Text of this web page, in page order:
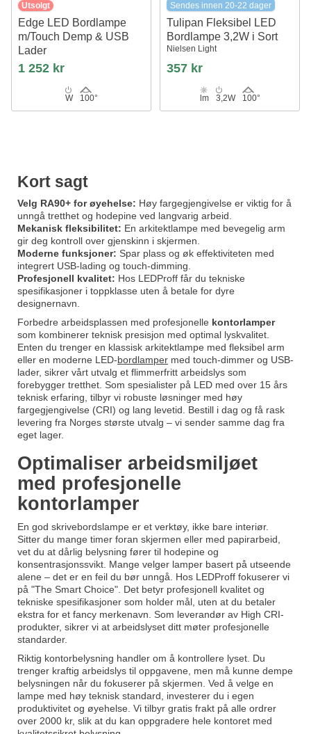
Utsolgt
Edge LED Bordlampe
m/Touch Demp & USB
Lader
Nielsen Light
1 252 kr
W 100°
Sendes innen 20-22 dager
Tulipan Fleksibel LED
Bordlampe 3,2W i Sort
Nielsen Light
357 kr
lm 3,2W 100°
Kort sagt
Velg RA90+ for øyehelse: Høy fargegjengivelse er viktig for å
unngå tretthet og hodepine ved langvarig arbeid.
Mekanisk fleksibilitet: En arkitektlampe med bevegelig arm
gir deg kontroll over gjenskinn i skjermen.
Moderne funksjoner: Spar plass og øk effektiviteten med
integrert USB-lading og touch-dimming.
Profesjonell kvalitet: Hos LEDProff får du tekniske
spesifikasjoner i toppklasse uten å betale for dyre
designernavn.
Forbedre arbeidsplassen med profesjonelle kontorlamper
som kombinerer teknisk presisjon med optimal lyskvalitet.
Enten du trenger en klassisk arkitektlampe med fleksibel arm
eller en moderne LED-bordlamper med touch-dimmer og USB-
lader, sikrer vårt utvalg et flimmerfritt arbeidslys som
forebygger tretthet. Som spesialister på LED med over 15 års
teknisk erfaring, tilbyr vi robuste løsninger med høy
fargegjengivelse (CRI) og lang levetid. Bestill i dag og få rask
levering fra Norges største utvalg – vi sender samme dag fra
eget lager.
Optimaliser arbeidsmiljøet
med profesjonelle
kontorlamper
En god skrivebordslampe er et verktøy, ikke bare interiør.
Sitter du mange timer foran skjermen eller med papirarbeid,
vet du at dårlig belysning fører til hodepine og
konsentrasjonssvikt. Mange velger lamper basert på utseende
alene – det er en feil du bør unngå. Hos LEDProff fokuserer vi
på "The Smart Choice". Det betyr profesjonell kvalitet og
tekniske spesifikasjoner som holder mål, uten at du betaler
ekstra for et fancy merkenavn. Som leverandør av High CRI-
produkter, sikrer vi at arbeidslyset ditt møter profesjonelle
standarder.
Riktig kontorbelysning handler om å kontrollere lyset. Du
trenger kraftig arbeidslys til oppgavene, men må kunne dempe
belysningen når du fokuserer på skjermen. Ved å velge en
lampe med høy teknisk standard, investerer du i egen
produktivitet og øyehelse. Vi tilbyr gratis frakt på alle ordrer
over 2000 kr, slik at du kan oppgradere hele kontoret med